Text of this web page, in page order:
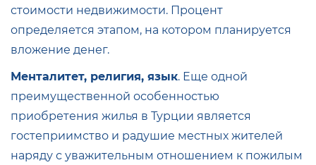
стоимости недвижимости. Процент
определяется этапом, на котором планируется
вложение денег.
Менталитет, религия, язык. Еще одной
преимущественной особенностью
приобретения жилья в Турции является
гостеприимство и радушие местных жителей
наряду с уважительным отношением к пожилым